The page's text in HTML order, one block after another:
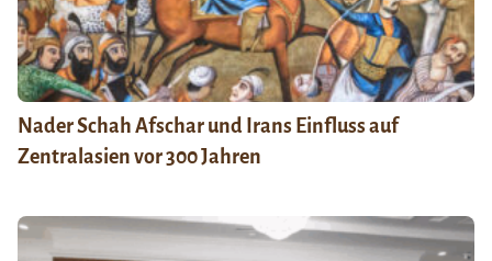
Nader Schah Afschar und Irans Einfluss auf
Zentralasien vor 300 Jahren